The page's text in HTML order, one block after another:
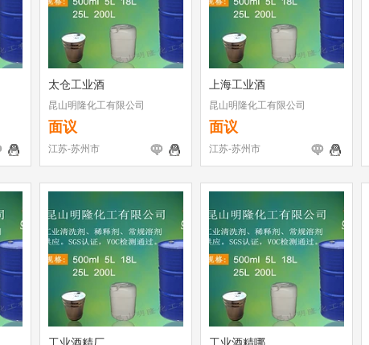
太仓工业酒
昆山明隆化工有限公司
面议
江苏-苏州市
上海工业酒
昆山明隆化工有限公司
面议
江苏-苏州市